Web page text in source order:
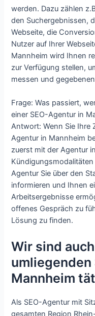
werden. Dazu zählen
den Suchergebnissen,
Webseite, die
Nutzer auf Ihrer
Mannheim wird Ihnen
zur Verfügung stellen,
messen und
Frage: Was passiert,
einer SEO-Agentur in
Antwort: Wenn Sie Ihre
Agentur in Mannheim
zuerst mit der Agentur
Agentur Sie über den
informieren und Ihnen
Arbeitsergebnisse
offenes Gespräch zu
Lösung zu finden.
Wir sind
Mannheim
Als SEO-Agentur mit
gesamten Region